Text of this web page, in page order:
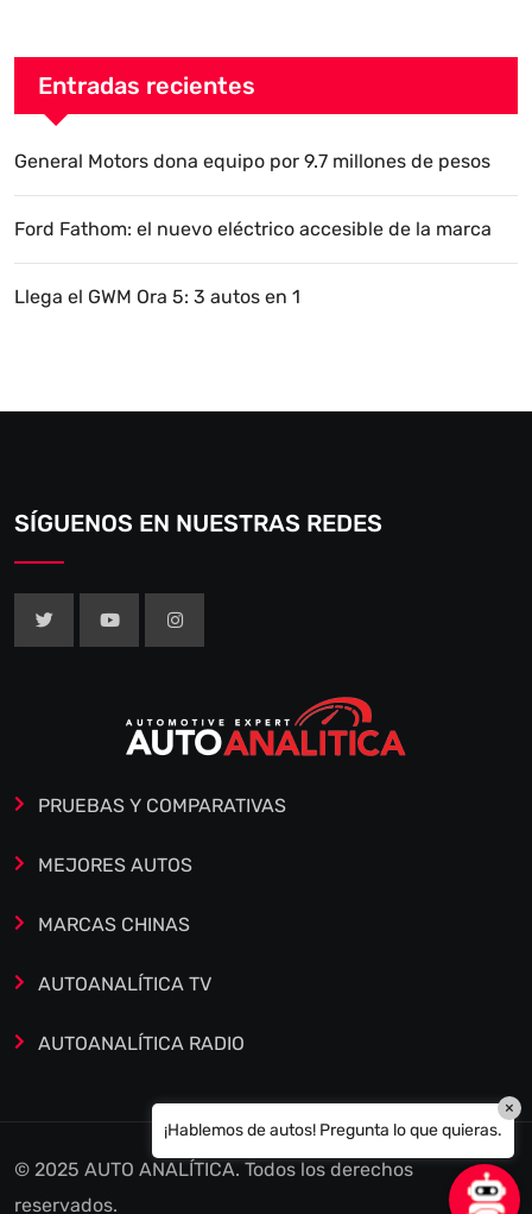
Entradas recientes
General Motors dona equipo por 9.7 millones de pesos
Ford Fathom: el nuevo eléctrico accesible de la marca
Llega el GWM Ora 5: 3 autos en 1
SÍGUENOS EN NUESTRAS REDES
PRUEBAS Y COMPARATIVAS
MEJORES AUTOS
MARCAS CHINAS
AUTOANALÍTICA TV
AUTOANALÍTICA RADIO
© 2025 AUTO ANALÍTICA. Todos los derechos
reservados.
¡Hablemos de autos! Pregunta lo que quieras.
×